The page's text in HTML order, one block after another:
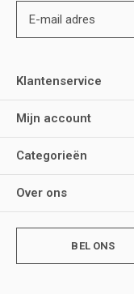
Klantenservice
Mijn account
Categorieën
Over ons
BEL ONS